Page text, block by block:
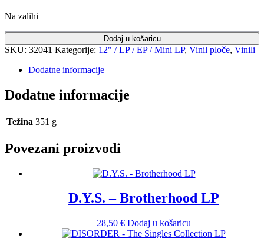
Na zalihi
Dodaj u košaricu
SKU: 32041 Kategorije: 12" / LP / EP / Mini LP, Vinil ploče, Vinili
Dodatne informacije
Dodatne informacije
Težina 351 g
Povezani proizvodi
D.Y.S. – Brotherhood LP
28,50 € Dodaj u košaricu